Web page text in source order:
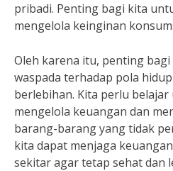
pribadi. Penting bagi kita
mengelola keinginan
Oleh karena itu, penting
waspada terhadap pola
berlebihan. Kita perlu
mengelola keuangan dan
barang-barang yang tidak
kita dapat menjaga
sekitar agar tetap sehat dan